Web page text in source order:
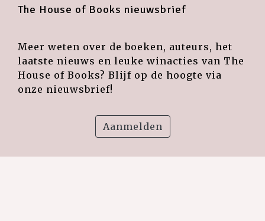
The House of Books nieuwsbrief
Meer weten over de boeken, auteurs, het
laatste nieuws en leuke winacties van The
House of Books? Blijf op de hoogte via
onze nieuwsbrief!
Aanmelden